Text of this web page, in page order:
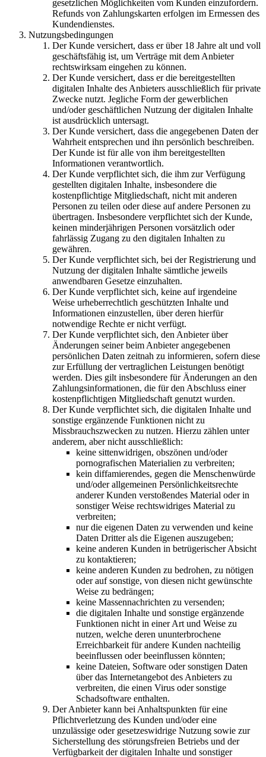
gesetzlichen Möglichkeiten vom Kunden einzufordern.
Refunds von Zahlungskarten erfolgen im Ermessen des
Kundendienstes.
Nutzungsbedingungen
Der Kunde versichert, dass er über 18 Jahre alt und voll
geschäftsfähig ist, um Verträge mit dem Anbieter
rechtswirksam eingehen zu können.
Der Kunde versichert, dass er die bereitgestellten
digitalen Inhalte des Anbieters ausschließlich für private
Zwecke nutzt. Jegliche Form der gewerblichen
und/oder geschäftlichen Nutzung der digitalen Inhalte
ist ausdrücklich untersagt.
Der Kunde versichert, dass die angegebenen Daten der
Wahrheit entsprechen und ihn persönlich beschreiben.
Der Kunde ist für alle von ihm bereitgestellten
Informationen verantwortlich.
Der Kunde verpflichtet sich, die ihm zur Verfügung
gestellten digitalen Inhalte, insbesondere die
kostenpflichtige Mitgliedschaft, nicht mit anderen
Personen zu teilen oder diese auf andere Personen zu
übertragen. Insbesondere verpflichtet sich der Kunde,
keinen minderjährigen Personen vorsätzlich oder
fahrlässig Zugang zu den digitalen Inhalten zu
gewähren.
Der Kunde verpflichtet sich, bei der Registrierung und
Nutzung der digitalen Inhalte sämtliche jeweils
anwendbaren Gesetze einzuhalten.
Der Kunde verpflichtet sich, keine auf irgendeine
Weise urheberrechtlich geschützten Inhalte und
Informationen einzustellen, über deren hierfür
notwendige Rechte er nicht verfügt.
Der Kunde verpflichtet sich, den Anbieter über
Änderungen seiner beim Anbieter angegebenen
persönlichen Daten zeitnah zu informieren, sofern diese
zur Erfüllung der vertraglichen Leistungen benötigt
werden. Dies gilt insbesondere für Änderungen an den
Zahlungsinformationen, die für den Abschluss einer
kostenpflichtigen Mitgliedschaft genutzt wurden.
Der Kunde verpflichtet sich, die digitalen Inhalte und
sonstige ergänzende Funktionen nicht zu
Missbrauchszwecken zu nutzen. Hierzu zählen unter
anderem, aber nicht ausschließlich:
keine sittenwidrigen, obszönen und/oder
pornografischen Materialien zu verbreiten;
kein diffamierendes, gegen die Menschenwürde
und/oder allgemeinen Persönlichkeitsrechte
anderer Kunden verstoßendes Material oder in
sonstiger Weise rechtswidriges Material zu
verbreiten;
nur die eigenen Daten zu verwenden und keine
Daten Dritter als die Eigenen auszugeben;
keine anderen Kunden in betrügerischer Absicht
zu kontaktieren;
keine anderen Kunden zu bedrohen, zu nötigen
oder auf sonstige, von diesen nicht gewünschte
Weise zu bedrängen;
keine Massennachrichten zu versenden;
die digitalen Inhalte und sonstige ergänzende
Funktionen nicht in einer Art und Weise zu
nutzen, welche deren ununterbrochene
Erreichbarkeit für andere Kunden nachteilig
beeinflussen oder beeinflussen könnten;
keine Dateien, Software oder sonstigen Daten
über das Internetangebot des Anbieters zu
verbreiten, die einen Virus oder sonstige
Schadsoftware enthalten.
Der Anbieter kann bei Anhaltspunkten für eine
Pflichtverletzung des Kunden und/oder eine
unzulässige oder gesetzeswidrige Nutzung sowie zur
Sicherstellung des störungsfreien Betriebs und der
Verfügbarkeit der digitalen Inhalte und sonstiger